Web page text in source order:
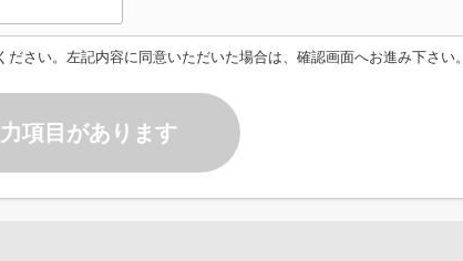
ださい。左記内容に同意いただいた場合は、確認画面へお進み下さい。
項目があります